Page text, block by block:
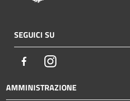
SEGUICI SU
FacebookInstagram
AMMINISTRAZIONE